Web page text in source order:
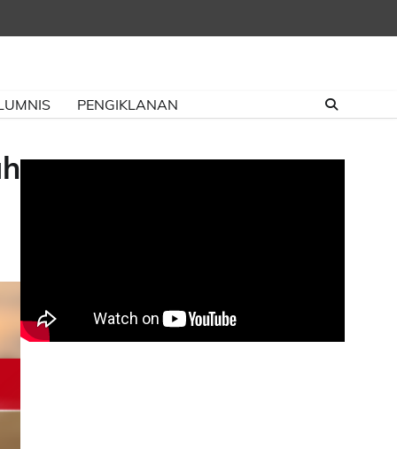
PENGIKLANAN